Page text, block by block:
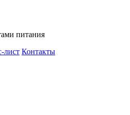
питания
лист Контакты